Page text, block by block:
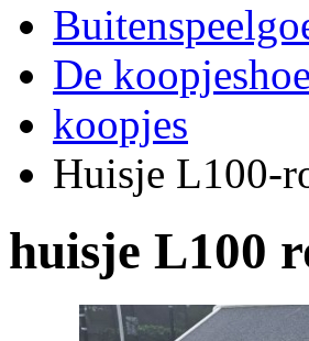
De
koopjes
Huisje L100-
huisje L100